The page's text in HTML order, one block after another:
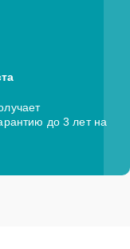
до 3 лет на